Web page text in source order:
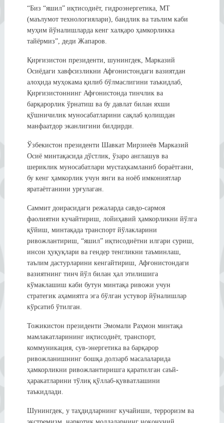
“Биз “яшил” иқтисодиёт, гидроэнергетика, МТ
(маълумот технологиялари), бандлик ва таълим каби
муҳим йўналишларда кенг халқаро ҳамкорликка
тайёрмиз”, деди Жапаров.
Қирғизистон президенти, шунингдек, Марказий
Осиёдаги хавфсизликни Афғонистондаги вазиятдан
алоҳида муҳокама қилиб бўлмаслигини таъкидлаб,
Қирғизистоннинг Афғонистонда тинчлик ва
барқарорлик ўрнатиш ва бу давлат билан яхши
қўшничилик муносабатларини сақлаб қолишдан
манфаатдор эканлигини билдирди.
Ўзбекистон президенти Шавкат Мирзиеёв Марказий
Осиё минтақасида дўстлик, ўзаро англашув ва
шериклик муносабатлари мустаҳкамланиб бораётгани,
бу кенг ҳамкорлик учун янги ва ноёб имкониятлар
яратаётганини урғулаган.
Саммит доирасидаги режаларда савдо-сармоя
фаолиятни кучайтириш, лойиҳавий ҳамкорликни йўлга
қўйиш, минтақада транспорт йўлакларини
ривожлантириш, “яшил” иқтисодиётни илгари суриш,
инсон ҳуқуқлари ва гендер тенгликни таъминлаш,
таълим дастурларини кенгайтириш, Афғонистондаги
вазиятнинг тинч йўл билан ҳал этилишига
кўмаклашиш каби бутун минтақа ривожи учун
стратегик аҳамиятга эга бўлган устувор йўналишлар
кўрсатиб ўтилган.
Тожикистон президенти Эмомали Раҳмон минтақа
мамлакатларининг иқтисодиёт, транспорт,
коммуникация, сув-энергетика ва барқарор
ривожланишнинг бошқа долзарб масалаларида
ҳамкорликни ривожлантиришга қаратилган саъй-
ҳаракатларини тўлиқ қўллаб-қувватлашини
таъкидлади.
Шунингдек, у таҳдидларнинг кучайиши, терроризм ва